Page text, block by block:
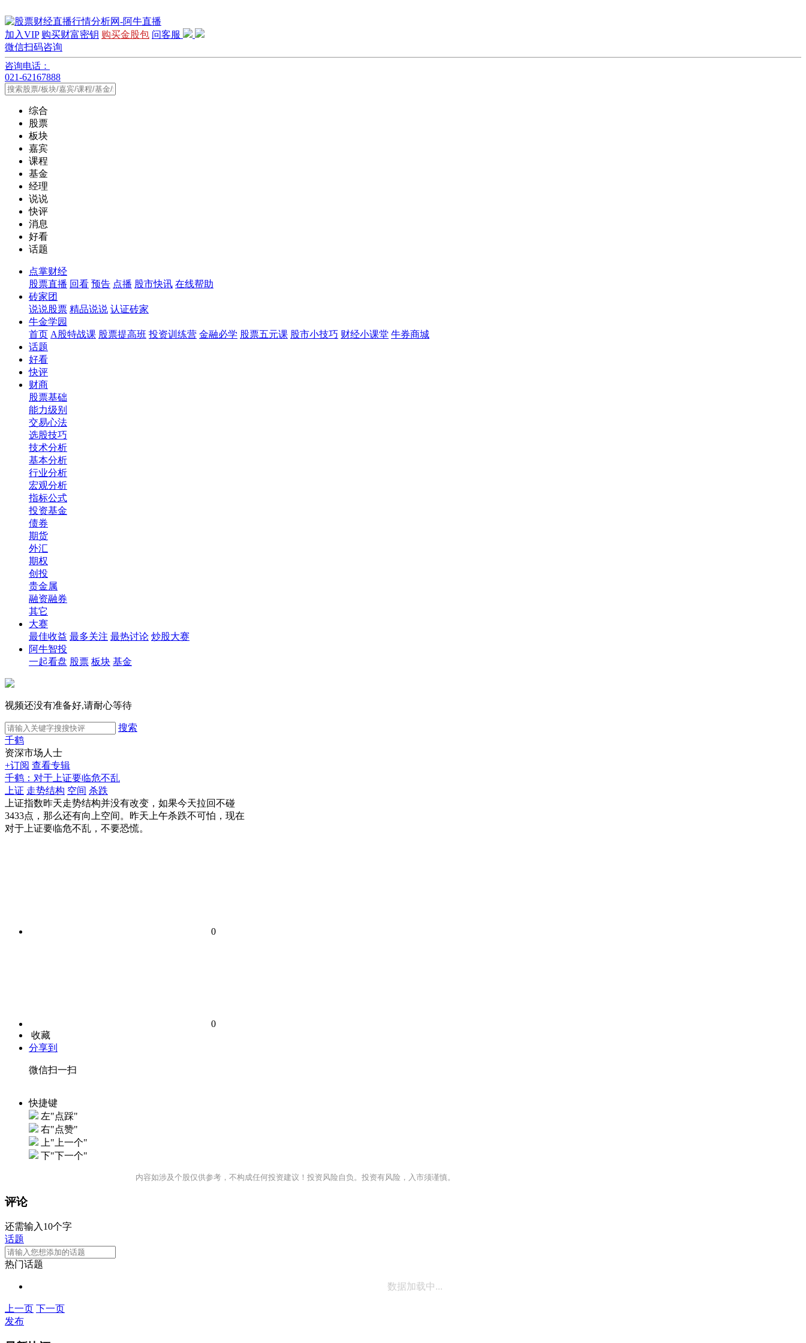
加入VIP 购买财富密钥 购买金股包 问客服
微信扫码咨询
咨询电话：
021-62167888
综合
股票
板块
嘉宾
课程
基金
经理
说说
快评
消息
好看
话题
点掌财经
股票直播 回看 预告 点播 股市快讯 在线帮助
砖家团
说说股票 精品说说 认证砖家
牛金学园
首页 A股特战课 股票提高班 投资训练营 金融必学 股票五元课 股市小技巧 财经小课堂 牛券商城
话题
好看
快评
财商
股票基础
能力级别
交易心法
选股技巧
技术分析
基本分析
行业分析
宏观分析
指标公式
投资基金
债券
期货
外汇
期权
创投
贵金属
融资融券
其它
大赛
最佳收益 最多关注 最热讨论 炒股大赛
阿牛智投
一起看盘 股票 板块 基金
视频还没有准备好,请耐心等待
搜索
千鹤
资深市场人士
+订阅 查看专辑
千鹤：对于上证要临危不乱
上证 走势结构 空间 杀跌
上证指数昨天走势结构并没有改变，如果今天拉回不碰
3433点，那么还有向上空间。昨天上午杀跌不可怕，现在
对于上证要临危不乱，不要恐慌。
0
0
收藏
分享到
微信扫一扫
快捷键
左"点踩"
右"点赞"
上"上一个"
下"下一个"
内容如涉及个股仅供参考，不构成任何投资建议！投资风险自负。投资有风险，入市须谨慎。
评论
还需输入10个字
话题
热门话题
数据加载中...
上一页 下一页
发布